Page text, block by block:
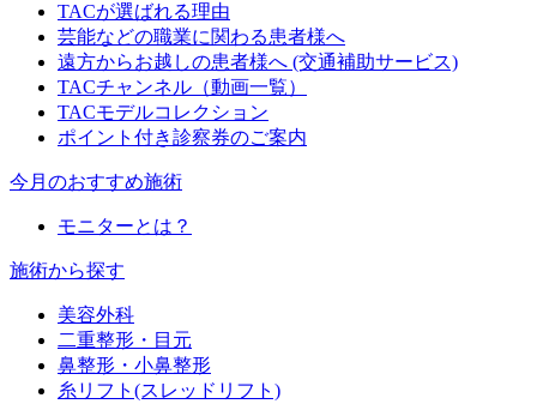
TACが選ばれる理由
芸能などの職業に関わる患者様へ
遠方からお越しの患者様へ (交通補助サービス)
TACチャンネル（動画一覧）
TACモデルコレクション
ポイント付き診察券のご案内
今月のおすすめ施術
モニターとは？
施術から探す
美容外科
二重整形・目元
鼻整形・小鼻整形
糸リフト(スレッドリフト)